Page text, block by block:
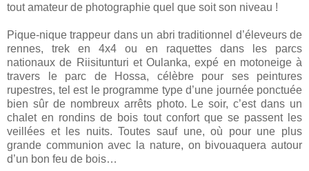
tout amateur de photographie quel que soit son niveau !
Pique-nique trappeur dans un abri traditionnel d’éleveurs de
rennes, trek en 4x4 ou en raquettes dans les parcs
nationaux de Riisitunturi et Oulanka, expé en motoneige à
travers le parc de Hossa, célèbre pour ses peintures
rupestres, tel est le programme type d’une journée ponctuée
bien sûr de nombreux arrêts photo. Le soir, c’est dans un
chalet en rondins de bois tout confort que se passent les
veillées et les nuits. Toutes sauf une, où pour une plus
grande communion avec la nature, on bivouaquera autour
d’un bon feu de bois…